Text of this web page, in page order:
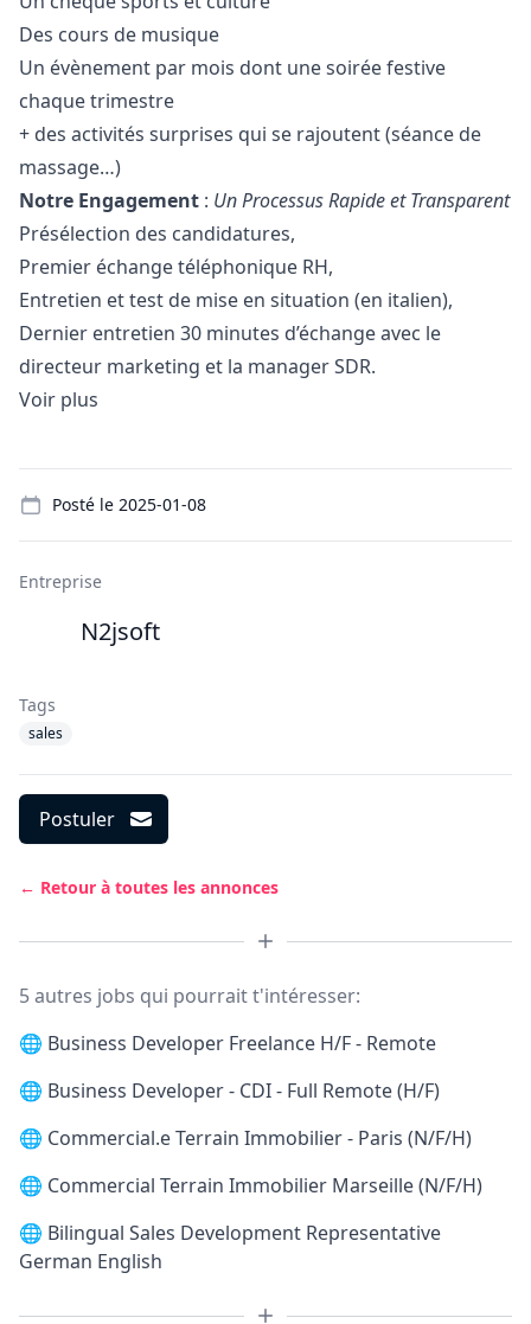
Des cours de musique
Un évènement par mois dont une soirée festive
chaque trimestre
+ des activités surprises qui se rajoutent (séance de
massage…)
Notre Engagement : Un Processus Rapide et Transparent
Présélection des candidatures,
Premier échange téléphonique RH,
Entretien et test de mise en situation (en italien),
Dernier entretien 30 minutes d’échange avec le
directeur marketing et la managerSDR.
Voir plus
Posté le 2025-01-08
Entreprise
N2jsoft
Tags
sales
Postuler
← Retour à toutes les annonces
5 autres jobs qui pourrait t'intéresser:
🌐 Business Developer Freelance H/F - Remote
🌐 Business Developer - CDI - Full Remote (H/F)
🌐 Commercial.e Terrain Immobilier - Paris (N/F/H)
🌐 Commercial Terrain Immobilier Marseille (N/F/H)
🌐 Bilingual Sales Development Representative
German English